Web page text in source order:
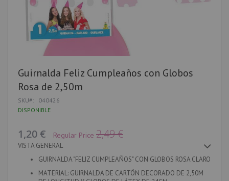
Saltar
al
comienzo
la
galería
imágenes
Guirnalda Feliz Cumpleaños con Globos
Rosa de 2,50m
SKU
040426
DISPONIBLE
Special
Price
1,20 € Regular Price 2,49 €
VISTA GENERAL
GUIRNALDA "FELIZ CUMPLEAÑOS" CON GLOBOS ROSA CLARO
MATERIAL: GUIRNALDA DE CARTÓN DECORADO DE 2,50M